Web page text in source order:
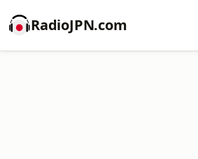
RadioJPN.com